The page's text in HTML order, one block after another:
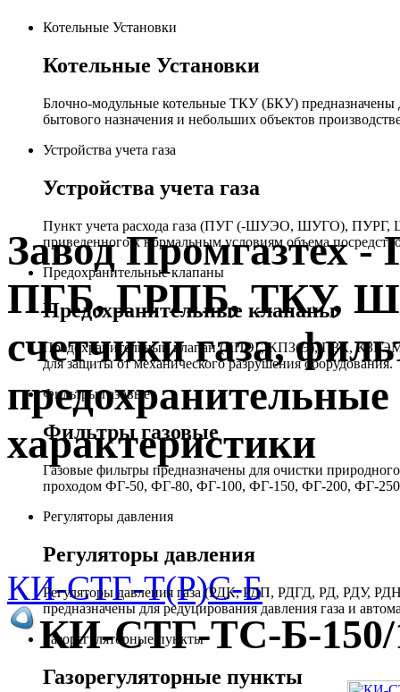
Котельные Установки
Котельные Установки
Блочно-модульные котельные ТКУ (БКУ) предназначены
бытового назначения и небольших объектов
Устройства учета газа
Устройства учета газа
Пункт учета расхода газа (ПУГ (-ШУЭО, ШУГО), ПУРГ,
приведенного к нормальным условиям объема
Предохранительные клапаны
Предохранительные клапаны
Предохранительный клапан (КПЭГ, КПЗ(Э), ПЗК,
для защиты от механического разрушения оборудования.
Фильтры газовые
Фильтры газовые
Газовые фильтры предназначены для очистки
проходом ФГ-50, ФГ-80, ФГ-100, ФГ-150, ФГ-200, ФГ-
Регуляторы давления
Регуляторы давления
Регуляторы давления газа (РДК, РДП, РДГД, РД, РДУ,
предназначены для редуцирования давления газа и
Газорегуляторные пункты
Газорегуляторные пункты
Завод
ПГБ, ГРПБ, ТКУ,
счетчики газа,
характеристики
КИ-СТГ-Т(Р)С-Б
КИ-СТГ-ТС-Б-150/